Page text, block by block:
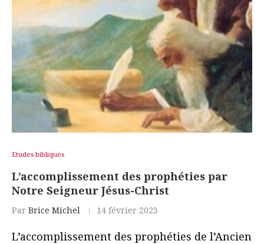
Etudes bibliques
L’accomplissement des prophéties par
Notre Seigneur Jésus-Christ
Par Brice Michel 14 février 2023
L’accomplissement des prophéties de l’Ancien